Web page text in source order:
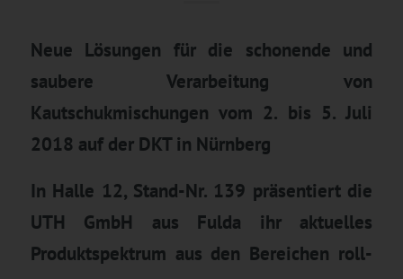
Neue Lösungen für die schonende und
saubere Verarbeitung von
Kautschukmischungen vom 2. bis 5. Juli
2018 auf der DKT in Nürnberg
In Halle 12, Stand-Nr. 139 präsentiert die
UTH GmbH aus Fulda ihr aktuelles
Produktspektrum aus den Bereichen roll-